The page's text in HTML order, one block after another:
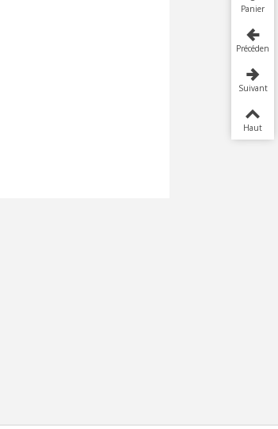
Panier
Précédent
Suivant
Haut